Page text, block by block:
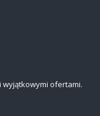
wyjątkowymi ofertami.